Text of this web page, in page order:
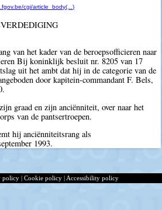
cgi/article_body(...)
van het kader van de beroepsofficieren naar
Bij koninklijk besluit nr. 8205 van 17
uit het ambt dat hij in de categorie van de
door kapitein-commandant F. Bels,
graad en zijn anciënniteit, over naar het
van de pantsertroepen.
hij anciënniteitsrang als
1993.
policy | Cookie policy | Accessibility policy